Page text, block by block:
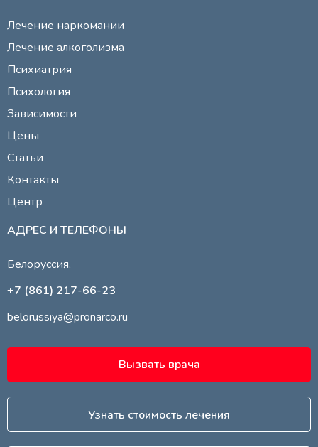
Лечение наркомании
Лечение алкоголизма
Психиатрия
Психология
Зависимости
Цены
Статьи
Контакты
Центр
АДРЕС И ТЕЛЕФОНЫ
Белоруссия,
+7 (861) 217-66-23
belorussiya@pronarco.ru
Вызвать врача
Узнать стоимость лечения